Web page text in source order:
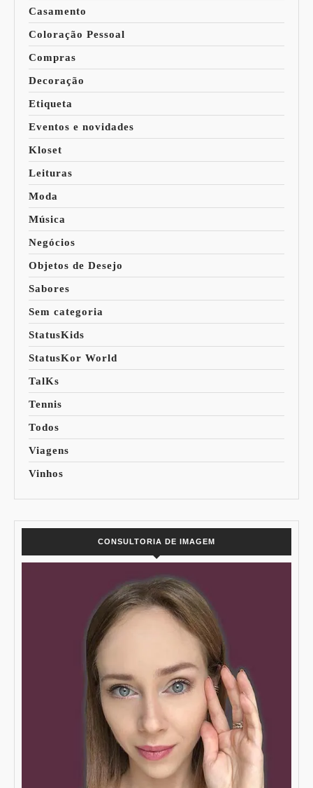
Casamento
Coloração Pessoal
Compras
Decoração
Etiqueta
Eventos e novidades
Kloset
Leituras
Moda
Música
Negócios
Objetos de Desejo
Sabores
Sem categoria
StatusKids
StatusKor World
TalKs
Tennis
Todos
Viagens
Vinhos
CONSULTORIA DE IMAGEM